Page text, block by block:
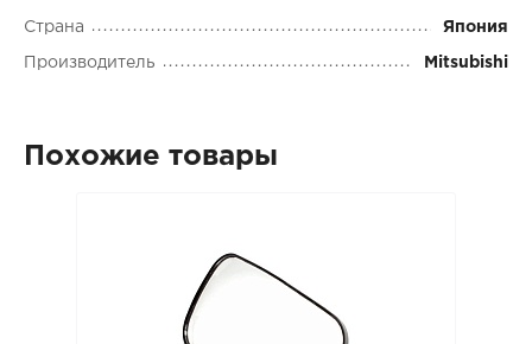
Страна Япония
Производитель Mitsubishi
Похожие товары